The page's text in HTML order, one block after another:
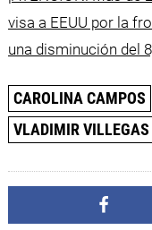
visa a EEUU por la
una disminución del
CAROLINA CAMPOS
VLADIMIR VILLEGAS